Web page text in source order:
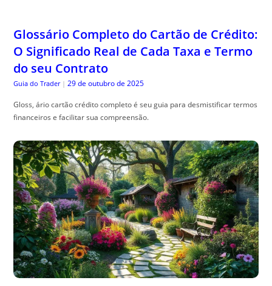
Glossário Completo do Cartão de Crédito:
O Significado Real de Cada Taxa e Termo
do seu Contrato
Guia do Trader | 29 de outubro de 2025
Gloss, ário cartão crédito completo é seu guia para desmistificar termos
financeiros e facilitar sua compreensão.